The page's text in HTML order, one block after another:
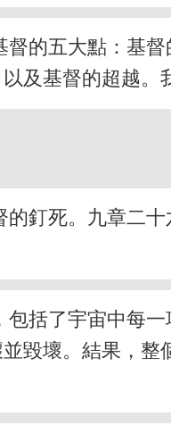
督的五大點：基
及基督的超越。
的釘死。九章二
包括了宇宙中每
毀壞。結果，整